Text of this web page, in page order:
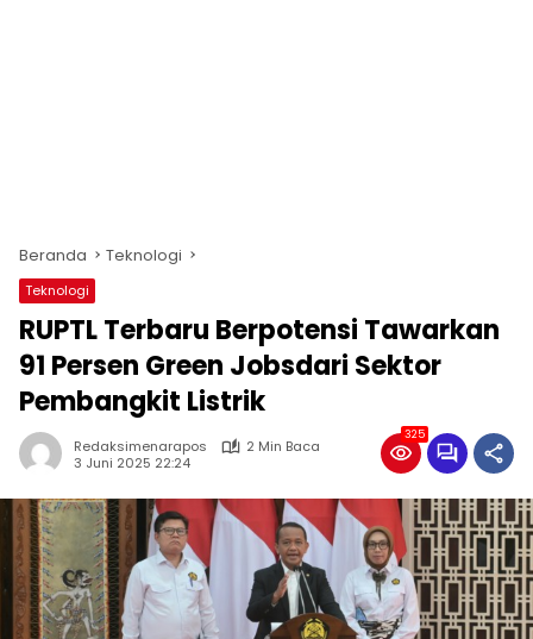
Beranda Teknologi
Teknologi
RUPTL Terbaru Berpotensi Tawarkan
91 Persen Green Jobsdari Sektor
Pembangkit Listrik
Redaksimenarapos
2 Min Baca
3 Juni 2025 22:24
325